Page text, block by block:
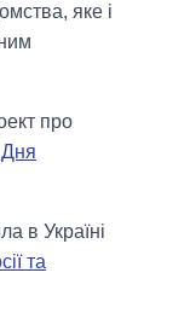
яке і
про
Дня
в Україні
та